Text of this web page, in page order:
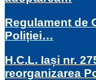
Regulament de
Poliției…
H.C.L. Iași nr.
reorganizarea